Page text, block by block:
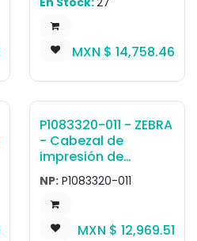
impresión 300 dpi
ZT620, ZT620R
MXN $ 14,758.46
P1083320-011 - ZEBRA
- Cabezal de
impresión de
transferencia
térmica Cabezal de
impresión 300 dpi
ZT610, ZT610R
NP: P1083320-011
MXN $ 12,969.51